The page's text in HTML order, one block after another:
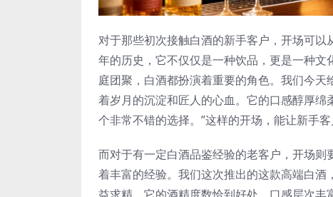
对于那些初次接触白酒的新手客户，开场可
年的历史，它不仅仅是一种饮品，更是一种
庭团聚，白酒都扮演着重要的角色。我们今
着岁月的沉淀和匠人的心血。它的口感醇厚
个非常不错的选择。”这样的开场，能让新手
而对于有一定白酒品鉴经验的老客户，开场
着丰富的经验。我们这次推出的这款高端白